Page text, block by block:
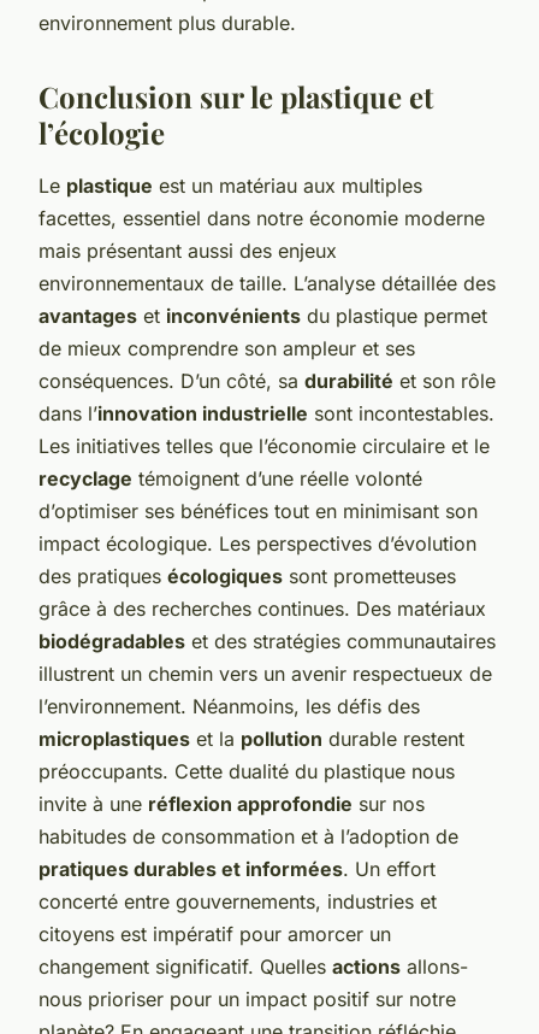
environnement plus durable.
Conclusion sur le plastique et
l’écologie
Le plastique est un matériau aux multiples
facettes, essentiel dans notre économie moderne
mais présentant aussi des enjeux
environnementaux de taille. L’analyse détaillée des
avantages et inconvénients du plastique permet
de mieux comprendre son ampleur et ses
conséquences. D’un côté, sa durabilité et son rôle
dans l’innovation industrielle sont incontestables.
Les initiatives telles que l’économie circulaire et le
recyclage témoignent d’une réelle volonté
d’optimiser ses bénéfices tout en minimisant son
impact écologique. Les perspectives d’évolution
des pratiques écologiques sont prometteuses
grâce à des recherches continues. Des matériaux
biodégradables et des stratégies communautaires
illustrent un chemin vers un avenir respectueux de
l’environnement. Néanmoins, les défis des
microplastiques et la pollution durable restent
préoccupants. Cette dualité du plastique nous
invite à une réflexion approfondie sur nos
habitudes de consommation et à l’adoption de
pratiques durables et informées. Un effort
concerté entre gouvernements, industries et
citoyens est impératif pour amorcer un
changement significatif. Quelles actions allons-
nous prioriser pour un impact positif sur notre